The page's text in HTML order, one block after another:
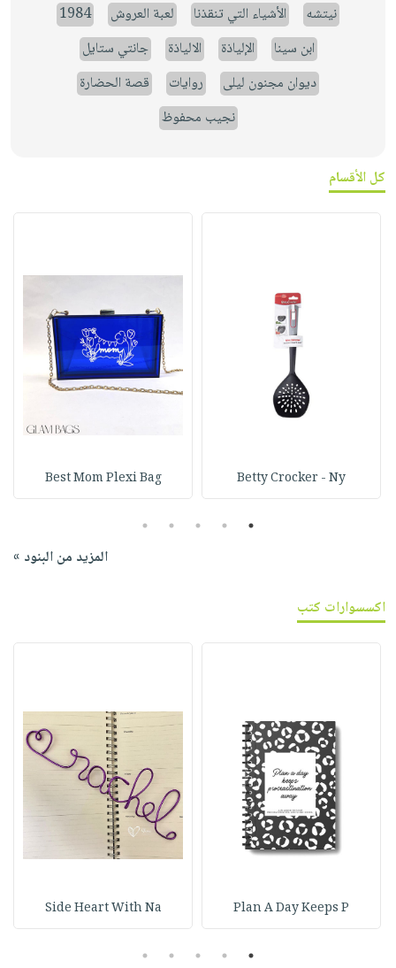
نيتشه الأشياء التي تنقذنا لعبة العروش
1984
ابن سينا
الإلياذة الالياذة
جانتي ستايل
ديوان مجنون ليلى
روايات
قصة الحضارة
نجيب محفوظ
كل الأقسام
Betty Crocker - Ny
Best Mom Plexi Bag
1
2
3
4
5
المزيد من البنود »
اكسسوارات كتب
Plan A Day Keeps P
Side Heart With Na
1
2
3
4
5